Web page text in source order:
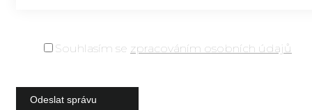
Souhlasím se zpracováním osobních údajů